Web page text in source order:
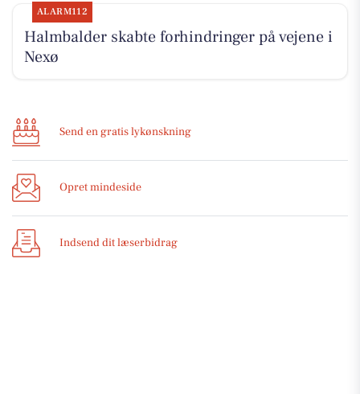
ALARM112
Halmbalder skabte forhindringer på vejene i
Nexø
Send en gratis lykønskning
Opret mindeside
Indsend dit læserbidrag